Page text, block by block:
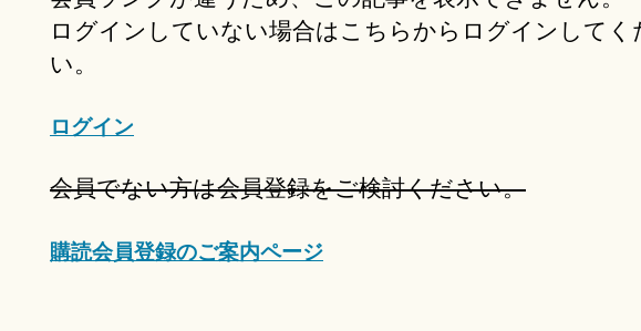
ログインしていない場合はこちらからログインしてく
い。
ログイン
会員でない方は会員登録をご検討ください。
購読会員登録のご案内ページ